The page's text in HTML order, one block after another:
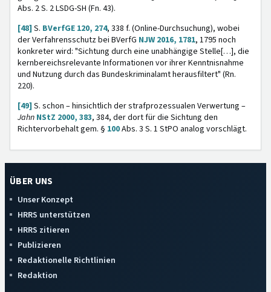
Abs. 2 S. 2 LSDG-SH (Fn. 43).
[48] S. BVerfGE 120, 274, 338 f. (Online-Durchsuchung), wobei
der Verfahrensschutz bei BVerfG NJW 2016, 1781, 1795 noch
konkreter wird: "Sichtung durch eine unabhängige Stelle[…], die
kernbereichsrelevante Informationen vor ihrer Kenntnisnahme
und Nutzung durch das Bundeskriminalamt herausfiltert" (Rn.
220).
[49] S. schon – hinsichtlich der strafprozessualen Verwertung –
Jahn NStZ 2000, 383, 384, der dort für die Sichtung den
Richtervorbehalt gem. § 100Abs. 3 S. 1 StPO analog vorschlägt.
ÜBER UNS
Unser Konzept
HRRS unterstützen
HRRS zitieren
Publizieren
Redaktionelle Richtlinien
Redaktion